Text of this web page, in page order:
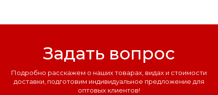
Задать вопрос
Подробно расскажем о наших товарах, видах и стоимости
доставки, подготовим индивидуальное предложение для
оптовых клиентов!